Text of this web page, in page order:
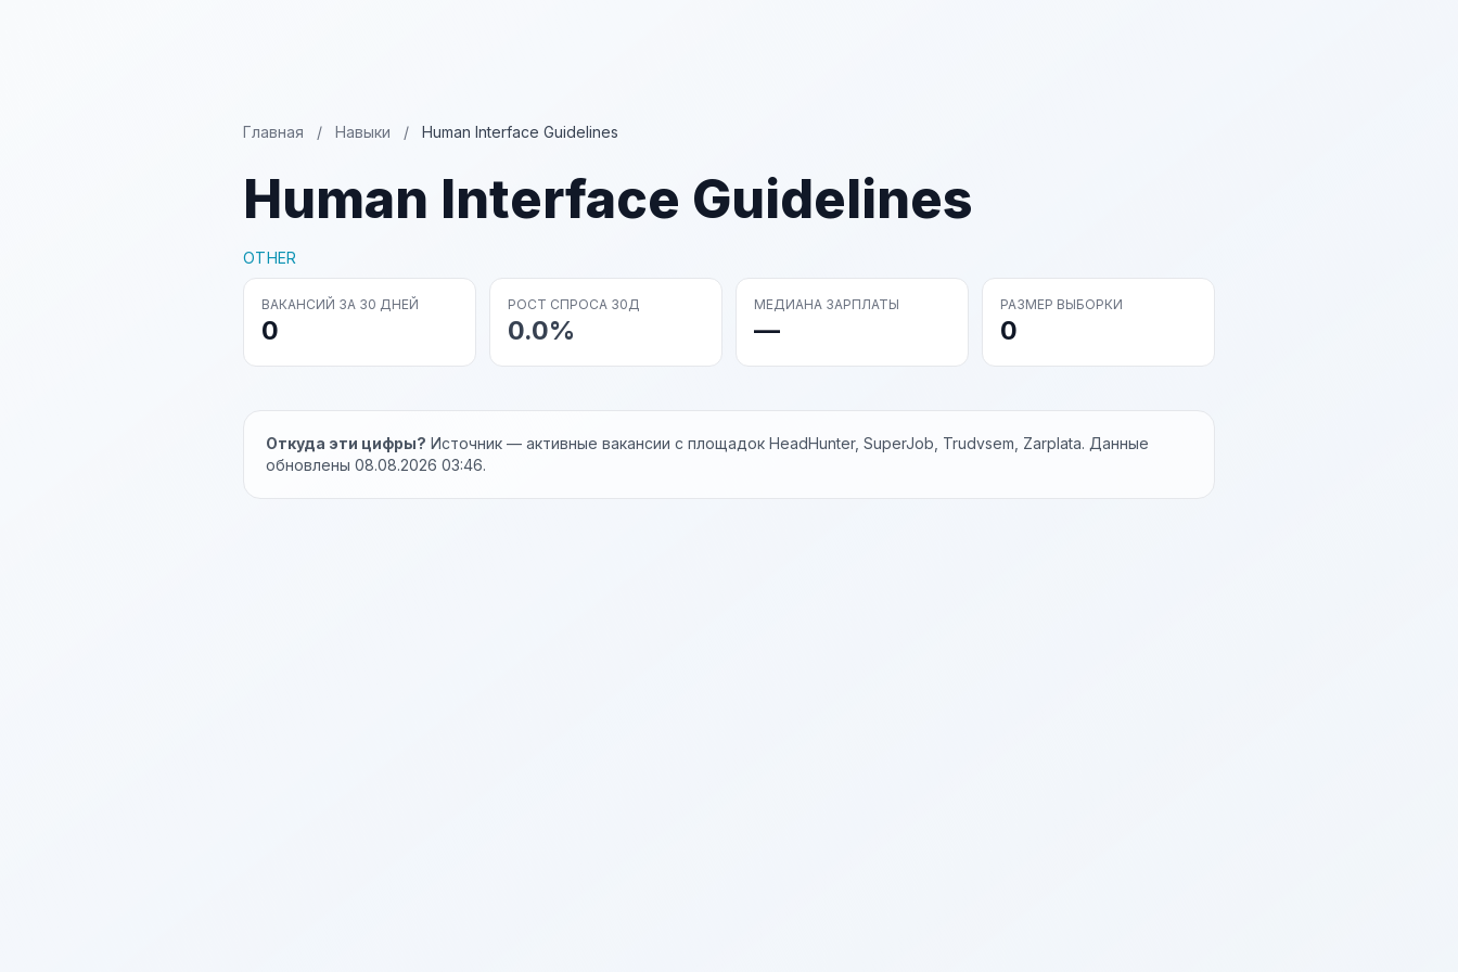
Главная / Навыки / Human Interface Guidelines
Human Interface Guidelines
OTHER
ВАКАНСИЙ ЗА 30 ДНЕЙ
0
РОСТ СПРОСА 30Д
0.0%
МЕДИАНА ЗАРПЛАТЫ
—
РАЗМЕР ВЫБОРКИ
0
Откуда эти цифры? Источник — активные вакансии с площадок HeadHunter, SuperJob, Trudvsem, Zarplata. Данные
обновлены 08.08.2026 03:46.